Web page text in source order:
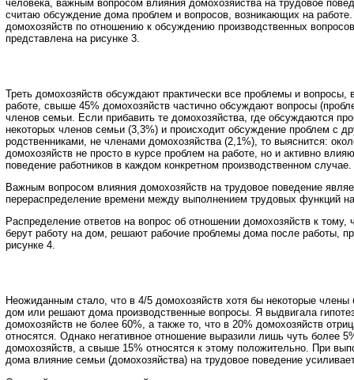
человека, важным вопросом влияния домохозяйства на трудовое
считаю обсуждение дома проблем и вопросов, возникающих на работе.
домохозяйств по отношению к обсуждению производственных
представлена на рисунке 3.
Треть домохозяйств обсуждают практически все проблемы и вопросы,
работе, свыше 45% домохозяйств частично обсуждают вопросы
членов семьи. Если прибавить те домохозяйства, где обсуждаются
некоторых членов семьи (3,3%) и происходит обсуждение проблем с
родственниками, не членами домохозяйства (2,1%), то выяснится:
домохозяйств не просто в курсе проблем на работе, но и активно
поведение работников в каждом конкретном производственном случае.
Важным вопросом влияния домохозяйств на трудовое поведение
перераспределение времени между выполнением трудовых функций
Распределение ответов на вопрос об отношении домохозяйств к тому,
берут работу на дом, решают рабочие проблемы дома после работы,
рисунке 4.
Неожиданным стало, что в 4/5 домохозяйств хотя бы некоторые члены
дом или решают дома производственные вопросы. Я выдвигала
домохозяйств не более 60%, а также то, что в 20% домохозяйств
относятся. Однако негативное отношение выразили лишь чуть более
домохозяйств, а свыше 15% относятся к этому положительно. При
дома влияние семьи (домохозяйства) на трудовое поведение